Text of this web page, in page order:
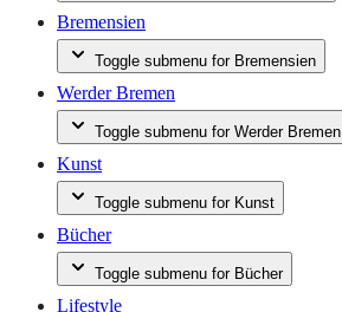
Bremensien
Toggle submenu for Bremensien
Werder Bremen
Toggle submenu for Werder Bremen
Kunst
Toggle submenu for Kunst
Bücher
Toggle submenu for Bücher
Lifestyle